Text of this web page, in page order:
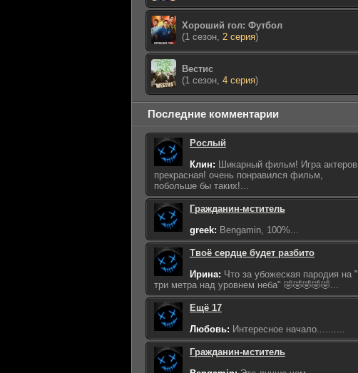
Хороший гол: Футбол
(1 сезон, 2 серия)
Вестис
(1 сезон, 4 серия)
Последние комментарии
Рослый
Клин: Шикарный фильм! Игра актеров
прекрасная! очень понравился фильм,
побольше бы таких!...
Гражданин-мститель
greek: Bengamin, 100%...
Твоё сердце будет разбито
Ирина: Что за убожеская пародия на "
три метра над уровнем неба" 🤣🤣🤣🤣🤣...
Ещё 17
Любовь: Интересное начало..........
Гражданин-мститель